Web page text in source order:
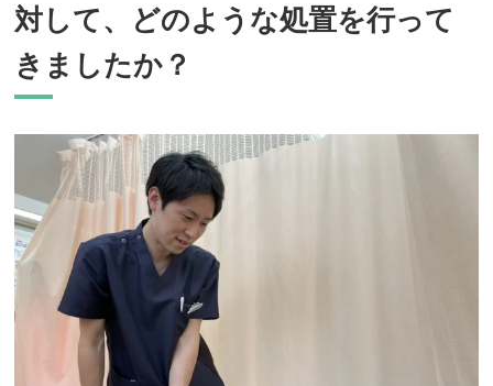
対して、どのような処置を行って
きましたか？